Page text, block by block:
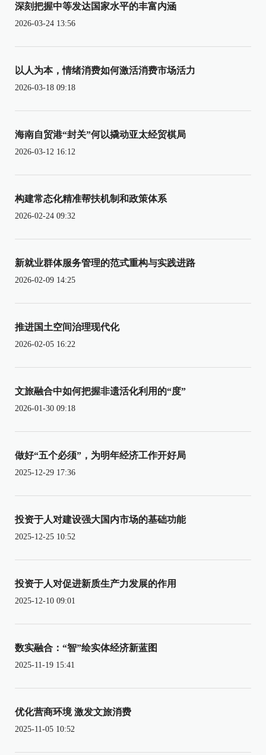
深刻把握中等发达国家水平的丰富内涵
2026-03-24 13:56
以人为本，情绪消费如何激活消费市场活力
2026-03-18 09:18
海南自贸港“封关”何以撬动亚太经贸棋局
2026-03-12 16:12
构建常态化精准帮扶机制和政策体系
2026-02-24 09:32
新就业群体服务管理的范式重构与实践进路
2026-02-09 14:25
推进国土空间治理现代化
2026-02-05 16:22
文旅融合中如何把握非遗活化利用的“度”
2026-01-30 09:18
做好“五个必须”，为明年经济工作开好局
2025-12-29 17:36
投资于人对建设强大国内市场的基础功能
2025-12-25 10:52
投资于人对促进新质生产力发展的作用
2025-12-10 09:01
数实融合：“智”绘实体经济新蓝图
2025-11-19 15:41
优化营商环境 激发文旅消费
2025-11-05 10:52